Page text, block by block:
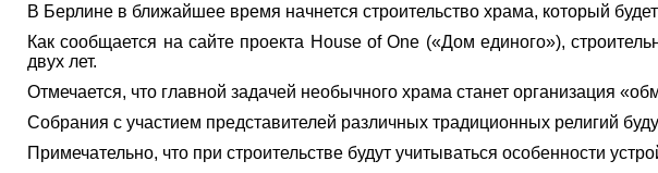
В Берлине в ближайшее время начнется строительство храма, который
Как сообщается на сайте проекта House of One («Дом единого»),
двух лет.
Отмечается, что главной задачей необычного храма станет организация
Собрания с участием представителей различных традиционных религий
Примечательно, что при строительстве будут учитываться особенности